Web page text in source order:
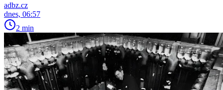
adbz.cz
dnes, 06:57
2 min